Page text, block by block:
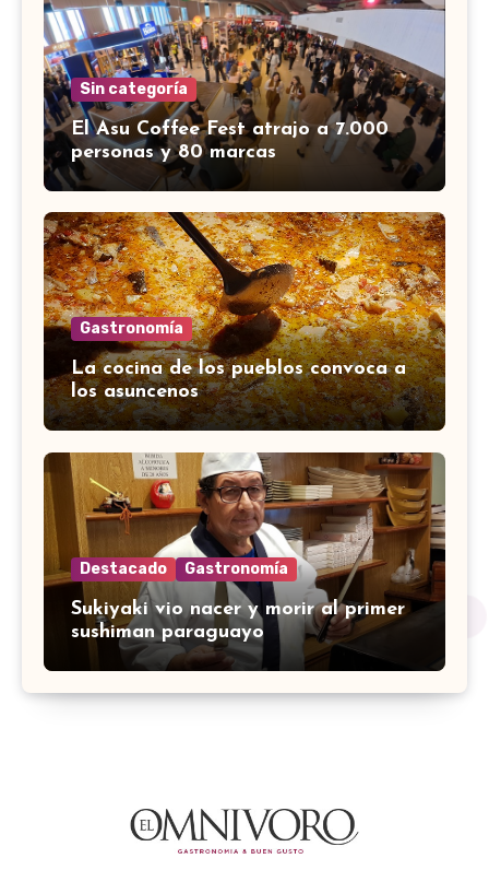
Sin categoría
El Asu Coffee Fest atrajo a 7.000
personas y 80 marcas
Gastronomía
La cocina de los pueblos convoca a
los asuncenos
Destacado Gastronomía
Sukiyaki vio nacer y morir al primer
sushiman paraguayo